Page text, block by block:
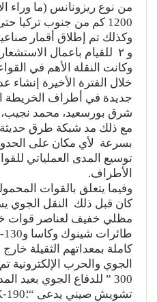
من نوع ريزونانس (ما وراء
1200 كم من جنوب تركيا حتى بلاد الشام.
و ٢ للقيام باعمال الاستشعار والاتصالات المشفرة.
وكانت النقلة الأهم في
خلال الفترة الأخيرة إنشاء
جديدة في أطراف الخريطة
مع ذلك مد شبكة طرق
بسرعة لأي مكان على
توسيع المدى العملياتي
الأطراف.
وفيما يتعلق بالقوات
كان قبل ذلك النقل الجوي
مظلي خفيف لعناصر قوات
كاملة بمعداتهم الثقيلة خارج
300 ” للدفاع الجوي بعيد